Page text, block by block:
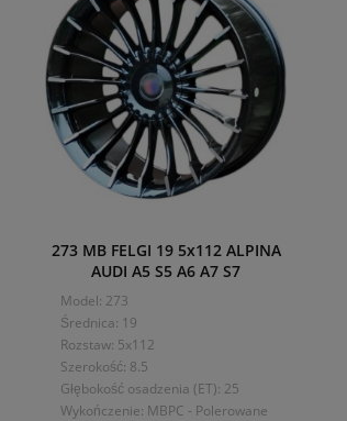
273 MB FELGI 19 5x112 ALPINA
AUDI A5 S5 A6 A7 S7
Model: 273
Średnica: 19
Rozstaw: 5x112
Szerokość: 8.5
Głębokość osadzenia (ET): 25
Wykończenie: MBPC - Polerowane